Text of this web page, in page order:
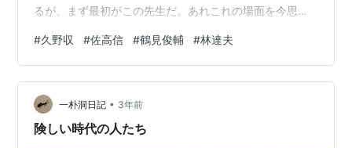
るが、まず最初がこの先生だ。あれこれの場面を今思い
この先生から伺ったのが最初だったにちがいない。なに
しおう今では甲論乙駁半ばする「戦後民主主義教育」の
まっただなかだった。 巡り合せでつい入学してしまった
私立中学は、文部省（当時）学習指導要領なんぞは大胆
に踏み破って平気な、独自カリキュラムの学校だった。
#久野収 #佐高信 #鶴見俊輔 #林達夫
一朴洞日記 • 3年前
険しい時代の人たち